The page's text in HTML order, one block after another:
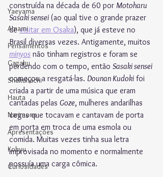
Yaeyama
Amami
Pensamentos
Gagaku
Shakuhachi
Hauta
Narimono
Apresentações
Kokyu
Curiosidades
construída na década de 60 por Motoharu
Sasaki sensei (ao qual tive o grande prazer
de visitar em Osaka), que já esteve no
Brasil diversas vezes. Antigamente, muitos
minyos não tinham registros e foram se
perdendo com o tempo, então Sasaki sensei
começou a resgatá-las. Dounan Kudoki foi
criada a partir de uma música que eram
cantadas pelas Goze, mulheres andarilhas
cegas que tocavam e cantavam de porta
em porta em troca de uma esmola ou
comida. Muitas vezes tinha sua letra
improvisada no momento e normalmente
possuía uma carga cômica.